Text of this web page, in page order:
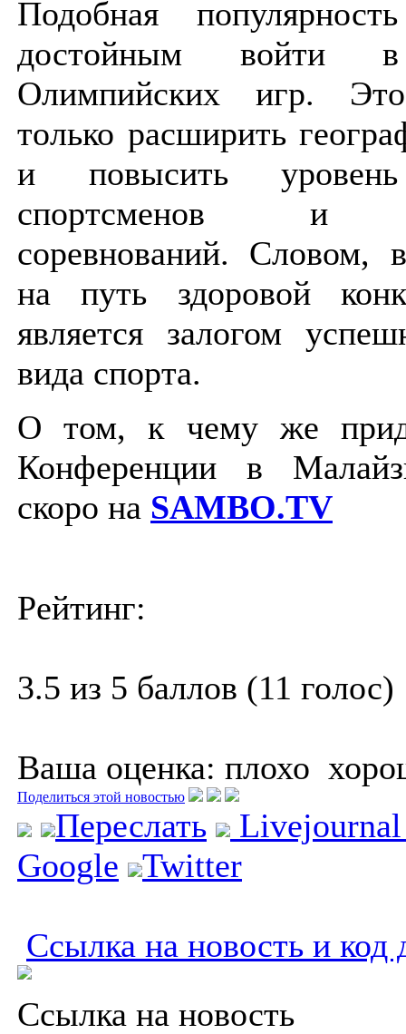
Подобная
достойным войти
Олимпийских игр.
только расширить
и повысить уровень
спортсменов и
соревнований. Словом,
на путь здоровой
является залогом
вида спорта.
О том, к чему же
Конференции в
скоро на SAMBO.TV
Рейтинг:
3.5 из 5 баллов (11 голос)
Ваша оценка: плохо
Поделиться этой новостью
Переслать
Google
Twitter
Ссылка на новость и код
Ссылка на новость